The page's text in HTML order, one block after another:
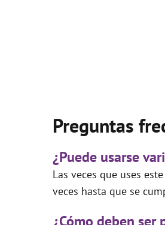
Preguntas
¿Puede usarse
Las veces que uses
veces hasta que se
¿Cómo deben ser